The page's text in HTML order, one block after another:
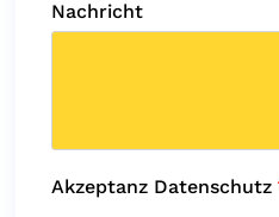
Nachricht
Akzeptanz Datenschutz